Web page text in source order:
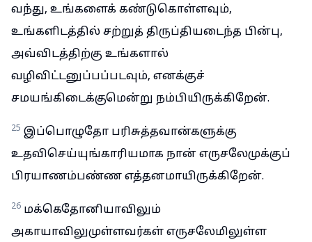
வந்து, உங்களைக் கண்டுகொள்ளவும்,
உங்களிடத்தில் சற்றுத் திருப்தியடைந்த பின்பு,
அவ்விடத்திற்கு உங்களால்
வழிவிட்டனுப்பப்படவும், எனக்குச்
சமயங்கிடைக்குமென்று நம்பியிருக்கிறேன்.
25 இப்பொழுதோ பரிசுத்தவான்களுக்கு
உதவிசெய்யுங்காரியமாக நான் எருசலேமுக்குப்
பிரயாணம்பண்ண எத்தனமாயிருக்கிறேன்.
26 மக்கெதோனியாவிலும்
அகாயாவிலுமுள்ளவர்கள் எருசலேமிலுள்ள